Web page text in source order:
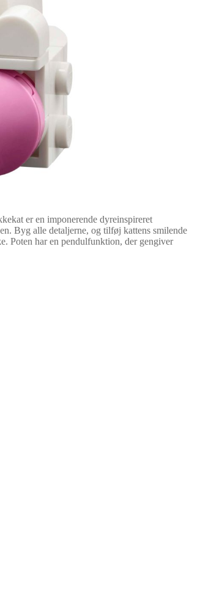
er en imponerende dyreinspireret
Byg alle detaljerne, og tilføj kattens smilende
Poten har en pendulfunktion, der gengiver